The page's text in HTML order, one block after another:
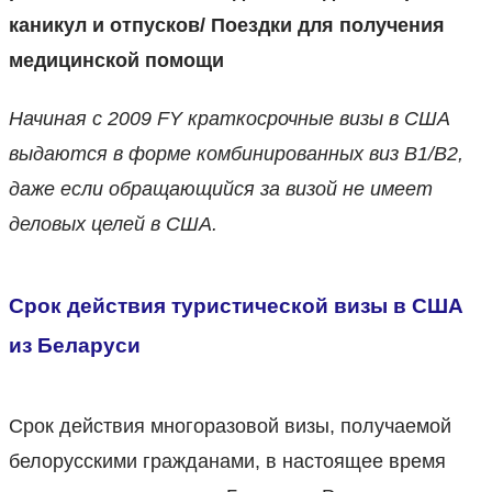
каникул и отпусков/ Поездки для получения
медицинской помощи
Начиная с 2009 FY краткосрочные визы в США
выдаются в форме комбинированных виз В1/В2,
даже если обращающийся за визой не имеет
деловых целей в США.
Срок действия туристической визы в США
из Беларуси
Срок действия многоразовой визы, получаемой
белорусскими гражданами, в настоящее время